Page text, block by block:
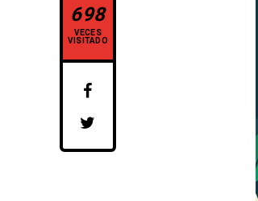
698
VECES
VISITADO